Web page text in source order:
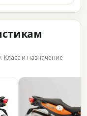
и назначение